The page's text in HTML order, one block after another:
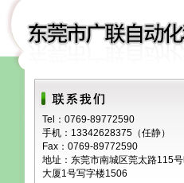
Tel：0769-89772590
手机：13342628375（任静）
Fax：0769-89772590
地址：东莞市南城区莞太路115
大厦1号写字楼1506